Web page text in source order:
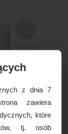
okrągłe, 250g/op.
z dnia 7
zawiera
które
tj. osób